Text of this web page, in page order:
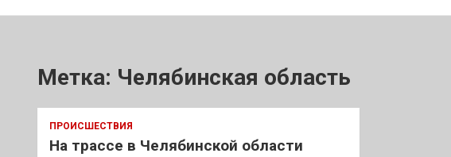
Метка: Челябинская область
ПРОИСШЕСТВИЯ
На трассе в Челябинской области